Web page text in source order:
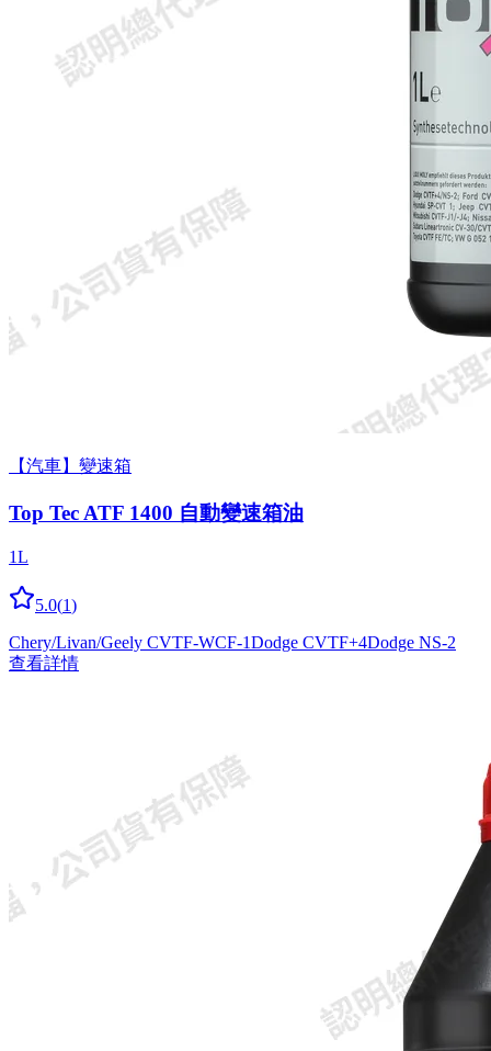
【汽車】變速箱
Top Tec ATF 1400 自動變速箱油
1L
5.0(1)
Chery/Livan/Geely CVTF-WCF-1Dodge CVTF+4Dodge NS-2
查看詳情